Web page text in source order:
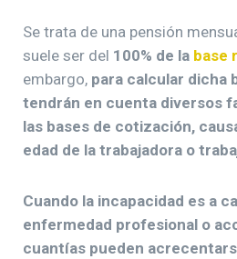
Se trata de una pensión
suele ser del 100% de la base
embargo, para calcular dicha
tendrán en cuenta diversos
las bases de cotización,
edad de la trabajadora o
Cuando la incapacidad es a
enfermedad profesional o
cuantías pueden